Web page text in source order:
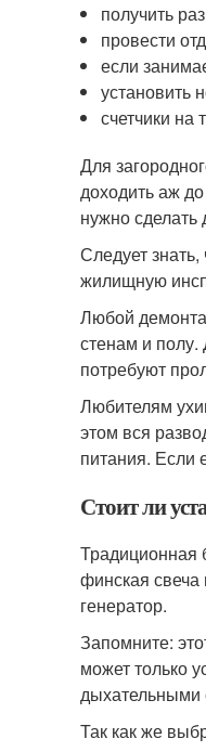
получить
провести
если
установить
счетчики
Для
доходить аж
нужно сделать
Следует
жилищную
Любой
стенам и полу.
потребуют
Любителям
этом вся
питания. Если
Стоит ли
Традиционная
финская свеча
генератор.
Запомните:
может только
дыхательными
Так как же